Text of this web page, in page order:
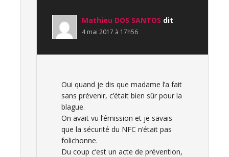
Mathieu DOS SANTOS dit
4 mai 2017 à 17h56
Oui quand je dis que madame l’a fait
sans prévenir, c’était bien sûr pour la
blague.
On avait vu l’émission et je savais
que la sécurité du NFC n’était pas
folichonne.
Du coup c’est un acte de prévention,